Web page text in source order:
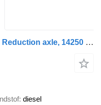
MAN 26.403 Manuel, Retarder, Reduction axle, 14250 liters
diesel